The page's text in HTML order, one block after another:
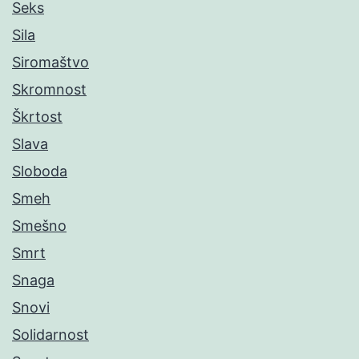
Seks
Sila
Siromaštvo
Skromnost
Škrtost
Slava
Sloboda
Smeh
Smešno
Smrt
Snaga
Snovi
Solidarnost